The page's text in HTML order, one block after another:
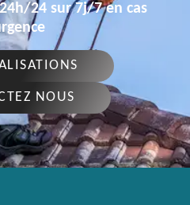
24 sur 7j/7 en cas
NOUS